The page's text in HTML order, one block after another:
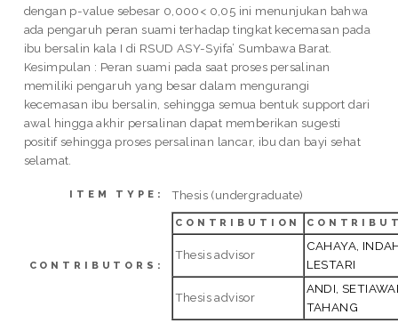
dengan p-value sebesar 0,000< 0,05 ini menunjukan bahwa
ada pengaruh peran suami terhadap tingkat kecemasan pada
ibu bersalin kala I di RSUD ASY-Syifa’ Sumbawa Barat.
Kesimpulan : Peran suami pada saat proses persalinan
memiliki pengaruh yang besar dalam mengurangi
kecemasan ibu bersalin, sehingga semua bentuk support dari
awal hingga akhir persalinan dapat memberikan sugesti
positif sehingga proses persalinan lancar, ibu dan bayi sehat
selamat.
ITEM TYPE: Thesis (undergraduate)
CONTRIBUTORS:
CONTRIBUTION
Thesis advisor
CAHAYA,
LESTARI
Thesis advisor
ANDI,
TAHANG